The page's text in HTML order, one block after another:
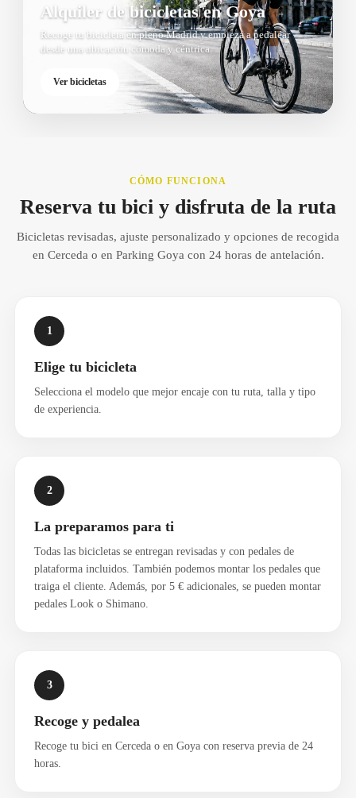
Alquiler de bicicletas en Goya
Recoge tu bicicleta en pleno Madrid y empieza a pedalear
desde una ubicación cómoda y céntrica.
Ver bicicletas
CÓMO FUNCIONA
Reserva tu bici y disfruta de la ruta
Bicicletas revisadas, ajuste personalizado y opciones de recogida
en Cerceda o en Parking Goya con 24 horas de antelación.
1
Elige tu bicicleta
Selecciona el modelo que mejor encaje con tu ruta, talla y tipo
de experiencia.
2
La preparamos para ti
Todas las bicicletas se entregan revisadas y con pedales de
plataforma incluidos. También podemos montar los pedales que
traiga el cliente. Además, por 5 € adicionales, se pueden montar
pedales Look o Shimano.
3
Recoge y pedalea
Recoge tu bici en Cerceda o en Goya con reserva previa de 24
horas.